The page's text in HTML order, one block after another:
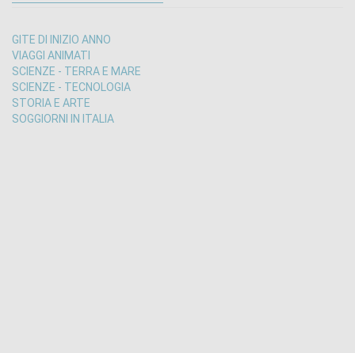
GITE DI INIZIO ANNO
VIAGGI ANIMATI
SCIENZE - TERRA E MARE
SCIENZE - TECNOLOGIA
STORIA E ARTE
SOGGIORNI IN ITALIA